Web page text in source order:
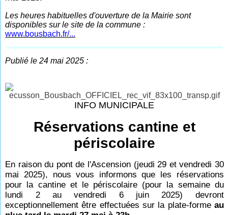
Les heures habituelles d'ouverture de la Mairie sont
disponibles sur le site de la commune :
www.bousbach.fr/...
Publié le 24 mai 2025 :
INFO MUNICIPALE
Réservations cantine et
périscolaire
En raison du pont de l'Ascension (jeudi 29 et vendredi 30
mai 2025), nous vous informons que les réservations
pour la cantine et le périscolaire (pour la semaine du
lundi 2 au vendredi 6 juin 2025) devront
exceptionnellement être effectuées sur la plate-formeau